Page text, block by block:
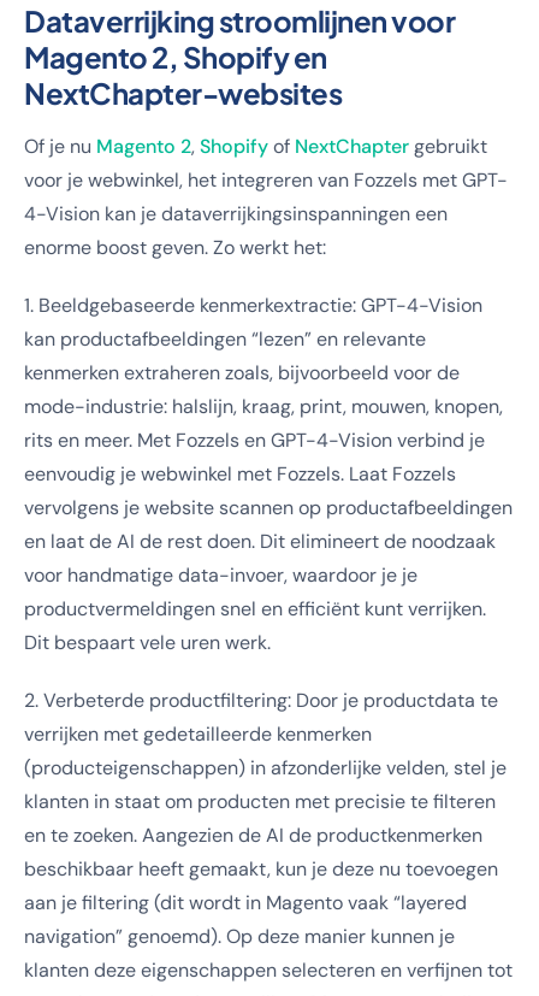
Dataverrijking stroomlijnen voor
Magento 2, Shopify en
NextChapter-websites
Of je nu Magento 2,Shopifyof NextChaptergebruikt
voor je webwinkel, het integreren van Fozzels met GPT-
4-Vision kan je dataverrijkingsinspanningen een
enorme boost geven. Zo werkt het:
1. Beeldgebaseerde kenmerkextractie: GPT-4-Vision
kan productafbeeldingen “lezen” en relevante
kenmerken extraheren zoals, bijvoorbeeld voor de
mode-industrie: halslijn, kraag, print, mouwen, knopen,
rits en meer. Met Fozzels en GPT-4-Vision verbind je
eenvoudig je webwinkel met Fozzels. Laat Fozzels
vervolgens je website scannen op productafbeeldingen
en laat de AI de rest doen. Dit elimineert de noodzaak
voor handmatige data-invoer, waardoor je je
productvermeldingen snel en efficiënt kunt verrijken.
Dit bespaart vele uren werk.
2. Verbeterde productfiltering: Door je productdata te
verrijken met gedetailleerde kenmerken
(producteigenschappen) in afzonderlijke velden, stel je
klanten in staat om producten met precisie te filteren
en te zoeken. Aangezien de AI de productkenmerken
beschikbaar heeft gemaakt, kun je deze nu toevoegen
aan je filtering (dit wordt in Magento vaak “layered
navigation” genoemd). Op deze manier kunnen je
klanten deze eigenschappen selecteren en verfijnen tot